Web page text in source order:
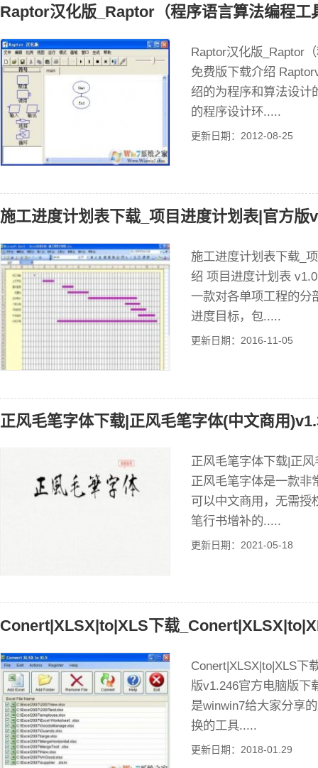
Raptor汉化版_Raptor（程序语言算法编程工
Raptor汉化版_Raptor
免费版下载介绍
绍的为程序和算法设计
的程序设计环.....
更新日期：2012-08-25
施工进度计划表下载_项目进度计划表|官方版
施工进度计划表下载_
绍 项目进度计划表
一款对各单项工程的分
进度目标，包.....
更新日期：2016-11-05
正风毛笔字体下载|正风毛笔字体(中文商用
正风毛笔字体下载|正
正风毛笔字体是一款非
可以中文商用，无需授
笔行书增补的.....
更新日期：2021-05-18
Conert|XLSX|to|XLS下载
Conert|XLSX|to|XLS下
版v1.246官方电脑版
是winwin7给大家分享
换的工具.....
更新日期：2018-01.29